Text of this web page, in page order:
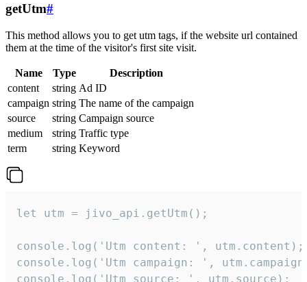
getUtm#
This method allows you to get utm tags, if the website url contained
them at the time of the visitor's first site visit.
Name Type
Description
content
string Ad ID
campaign string The name of the campaign
source
string Campaign source
medium
string Traffic type
term
string Keyword
let utm = jivo_api.getUtm();
console.log('Utm content: ', utm.content);
console.log('Utm campaign: ',
console.log('Utm source: ', utm.source);